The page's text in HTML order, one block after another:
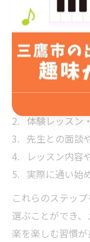
また、体験レッ
の雰囲気を実際
ミも参考になり
最優先に考える
ピアノ教室選
候補教室の
体験レッスン
先生との面談
レッスン内容
実際に通い始
これらのステッ
選ぶことができ
楽を楽しむ習慣が